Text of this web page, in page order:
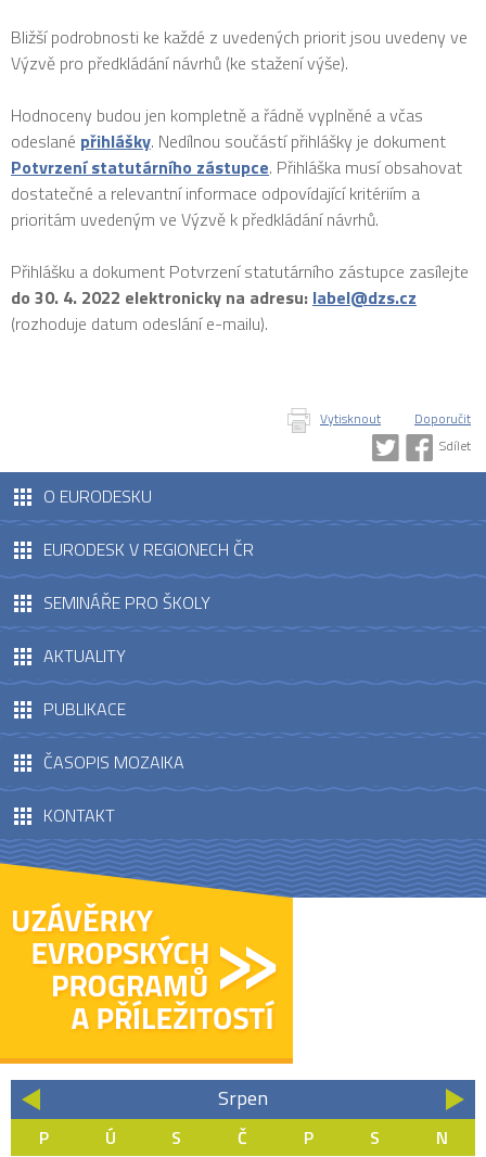
Bližší podrobnosti ke každé z uvedených priorit jsou uvedeny ve
Výzvě pro předkládání návrhů (ke stažení výše).
Hodnoceny budou jen kompletně a řádně vyplněné a včas
odeslané přihlášky. Nedílnou součástí přihlášky je dokument
Potvrzení statutárního zástupce. Přihláška musí obsahovat
dostatečné a relevantní informace odpovídající kritériím a
prioritám uvedeným ve Výzvě k předkládání návrhů.
Přihlášku a dokument Potvrzení statutárního zástupce zasílejte
do 30. 4. 2022 elektronicky na adresu: label@dzs.cz
(rozhoduje datum odeslání e-mailu).
Vytisknout
Doporučit
Sdílet
O EURODESKU
EURODESK V REGIONECH ČR
SEMINÁŘE PRO ŠKOLY
AKTUALITY
PUBLIKACE
ČASOPIS MOZAIKA
KONTAKT
Srpen
«
P Ú S Č P S
N